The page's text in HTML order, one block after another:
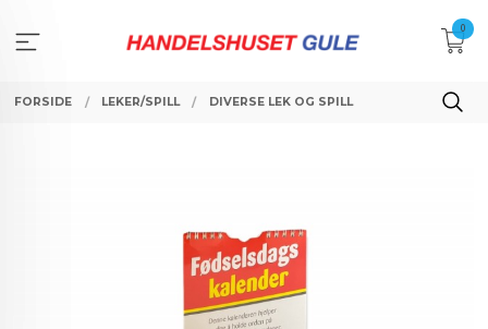
innholdet
0
FORSIDE LEKER/SPILL DIVERSE LEK OG SPILL